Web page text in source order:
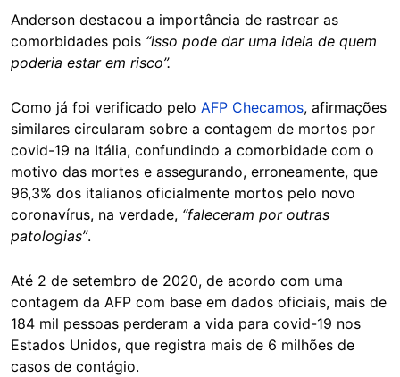
Anderson destacou a importância de rastrear as
comorbidades pois “isso pode dar uma ideia de quem
poderia estar em risco”.
Como já foi verificado pelo AFP Checamos, afirmações
similares circularam sobre a contagem de mortos por
covid-19 na Itália, confundindo a comorbidade com o
motivo das mortes e assegurando, erroneamente, que
96,3% dos italianos oficialmente mortos pelo novo
coronavírus, na verdade, “faleceram por outras
patologias”.
Até 2 de setembro de 2020, de acordo com uma
contagem da AFP com base em dados oficiais, mais de
184 mil pessoas perderam a vida para covid-19 nos
Estados Unidos, que registra mais de 6 milhões de
casos de contágio.